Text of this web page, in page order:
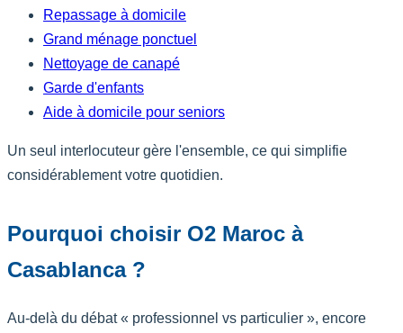
Repassage à domicile
Grand ménage ponctuel
Nettoyage de canapé
Garde d'enfants
Aide à domicile pour seniors
Un seul interlocuteur gère l'ensemble, ce qui simplifie
considérablement votre quotidien.
Pourquoi choisir O2 Maroc à
Casablanca ?
Au-delà du débat « professionnel vs particulier », encore